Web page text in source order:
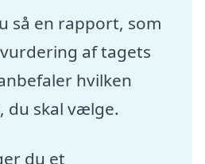
så en rapport, som
af tagets
hvilken
du skal vælge.
du et